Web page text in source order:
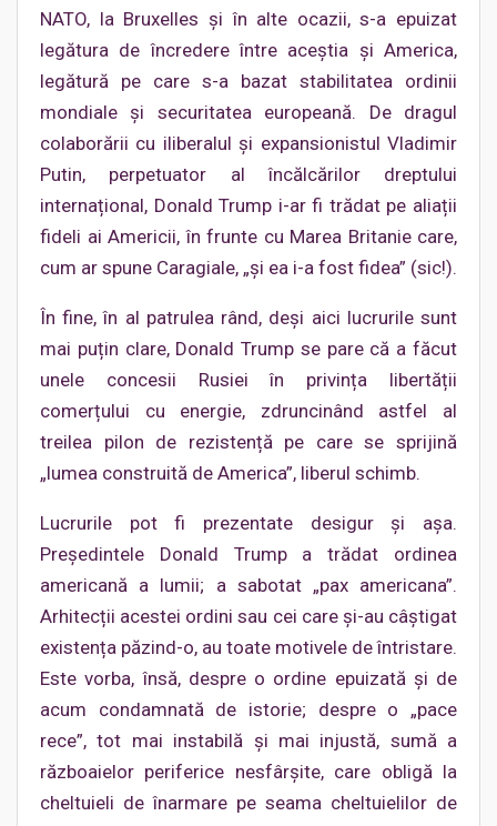
NATO, la Bruxelles și în alte ocazii, s-a epuizat
legătura de încredere între aceștia și America,
legătură pe care s-a bazat stabilitatea ordinii
mondiale și securitatea europeană. De dragul
colaborării cu iliberalul și expansionistul Vladimir
Putin, perpetuator al încălcărilor dreptului
internațional, Donald Trump i-ar fi trădat pe aliații
fideli ai Americii, în frunte cu Marea Britanie care,
cum ar spune Caragiale, „și ea i-a fost fidea” (sic!).
În fine, în al patrulea rând, deși aici lucrurile sunt
mai puțin clare, Donald Trump se pare că a făcut
unele concesii Rusiei în privința libertății
comerțului cu energie, zdruncinând astfel al
treilea pilon de rezistență pe care se sprijină
„lumea construită de America”, liberul schimb.
Lucrurile pot fi prezentate desigur și așa.
Președintele Donald Trump a trădat ordinea
americană a lumii; a sabotat „pax americana”.
Arhitecții acestei ordini sau cei care și-au câștigat
existența păzind-o, au toate motivele de întristare.
Este vorba, însă, despre o ordine epuizată și de
acum condamnată de istorie; despre o „pace
rece”, tot mai instabilă și mai injustă, sumă a
războaielor periferice nesfârșite, care obligă la
cheltuieli de înarmare pe seama cheltuielilor de